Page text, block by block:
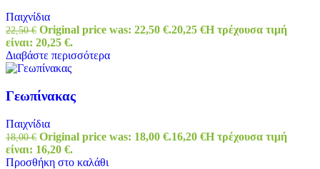
Παιχνίδια
22,50€ Original price was: 22,50 €.20,25 €Η τρέχουσα τιμή
είναι: 20,25 €.
Διαβάστε περισσότερα
Γεωπίνακας
Παιχνίδια
18,00€ Original price was: 18,00 €.16,20 €Η τρέχουσα τιμή
είναι: 16,20 €.
Προσθήκη στο καλάθι